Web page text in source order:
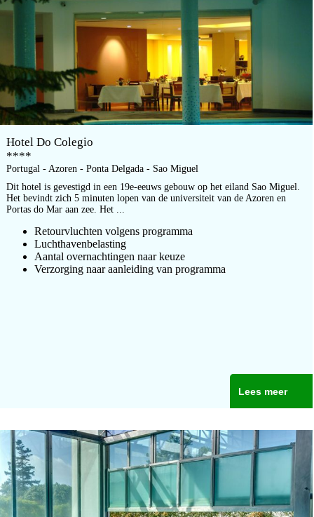
Hotel Do Colegio
****
Portugal - Azoren - Ponta Delgada - Sao Miguel
Dit hotel is gevestigd in een 19e-eeuws gebouw op het eiland Sao Miguel.
Het bevindt zich 5 minuten lopen van de universiteit van de Azoren en
Portas do Mar aan zee. Het ...
Retourvluchten volgens programma
Luchthavenbelasting
Aantal overnachtingen naar keuze
Verzorging naar aanleiding van programma
Lees meer